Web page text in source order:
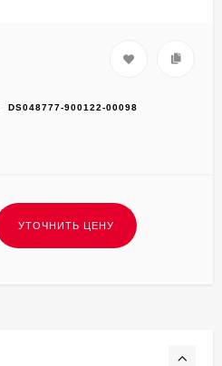
DS048777-900122-00098